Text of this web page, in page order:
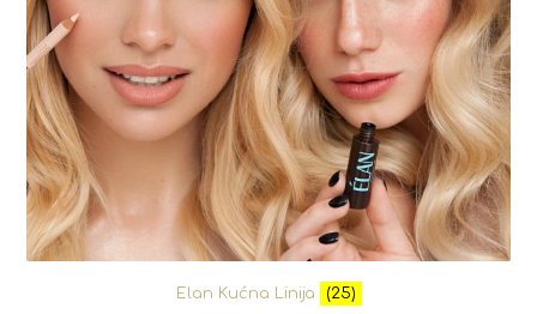
Elan Kućna Linija (25)